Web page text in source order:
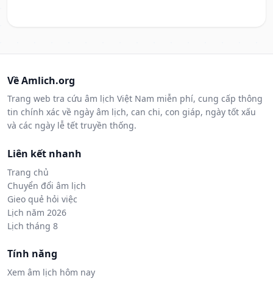
Về Amlich.org
Trang web tra cứu âm lịch Việt Nam miễn phí, cung cấp thông
tin chính xác về ngày âm lịch, can chi, con giáp, ngày tốt xấu
và các ngày lễ tết truyền thống.
Liên kết nhanh
Trang chủ
Chuyển đổi âm lịch
Gieo quẻ hỏi việc
Lịch năm 2026
Lịch tháng 8
Tính năng
Xem âm lịch hôm nay